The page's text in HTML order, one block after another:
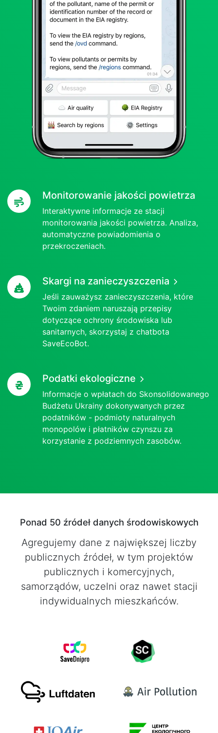
Monitorowanie jakości powietrza
Interaktywne informacje ze stacji
monitorowania jakości powietrza. Analiza,
automatyczne powiadomienia o
przekroczeniach.
Skargi na zanieczyszczenia
Jeśli zauważysz zanieczyszczenia, które
Twoim zdaniem naruszają przepisy
dotyczące ochrony środowiska lub
sanitarnych, skorzystaj z chatbota
SaveEcoBot.
Podatki ekologiczne
Informacje o wpłatach do Skonsolidowanego
Budżetu Ukrainy dokonywanych przez
podatników - podmioty naturalnych
monopolów i płatników czynszu za
korzystanie z podziemnych zasobów.
Ponad 50 źródeł danych środowiskowych
Agregujemy dane z największej liczby
publicznych źródeł, w tym projektów
publicznych i komercyjnych,
samorządów, uczelni oraz nawet stacji
indywidualnych mieszkańców.